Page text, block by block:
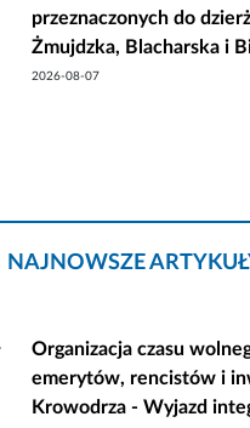
przeznaczonych do
Żmujdzka, Blacharska i
2026-08-07
NAJNOWSZE
Organizacja czasu
emerytów, rencistów i
Krowodrza - Wyjazd